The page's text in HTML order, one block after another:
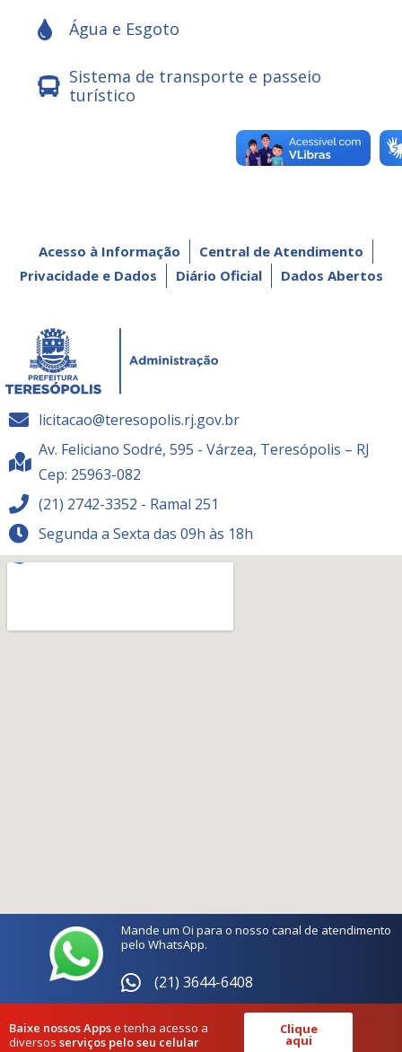
Água e Esgoto
Sistema de transporte e passeio
turístico
Acesso à Informação
Central de Atendimento
Privacidade e Dados
Diário Oficial Dados Abertos
licitacao@teresopolis.rj.gov.br
Av. Feliciano Sodré, 595 - Várzea, Teresópolis – RJ
Cep: 25963-082
(21) 2742-3352 - Ramal 251
Segunda a Sexta das 09h às 18h
Mande um Oi para o nosso canal de atendimento
pelo WhatsApp.
(21) 3644-6408
Baixe nossos Appse tenha acesso a
diversos serviços pelo seu celular
Clique
aqui